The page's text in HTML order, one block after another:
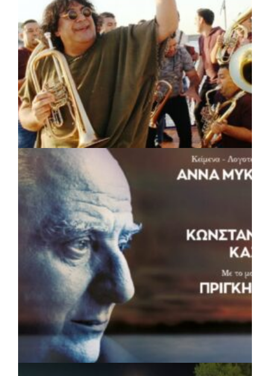
Δήμος Ηρακλείου Αττικής: Συμβάσεις
645.000 ευρώ για τη φροντίδα των
αδέσποτων ζώων
πριν από 4 μέρες
Περιφέρεια Θεσσαλίας: Νέος
ιατροτεχνολογικός εξοπλισμός και
αναβάθμιση του ΚΕΦΙΑΠ Καρδίτσας
πριν από 4 μέρες
Δήμος Αθηναίων: 651 δημότες συμμετείχαν
στις δράσεις διατροφικής υποστήριξης
ΠΟΛΙΤΙΣΜΟΣ 05/08/2026 · 16:17
Η Marko Marković Orkestar στα
Αριστοτέλεια του Δήμου Αριστοτέλη